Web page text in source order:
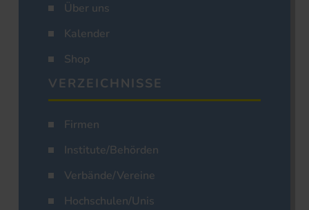
Über uns
Kalender
Shop
VERZEICHNISSE
Firmen
Institute/Behörden
Verbände/Vereine
Hochschulen/Unis